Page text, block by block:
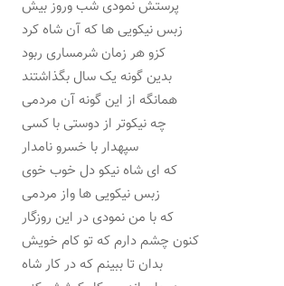
پرستش نمودی شب وروز بیش
زبس نیکویی ها که آن شاه کرد
کزو هر زمان شرمساری ربود
بدین گونه یک سال بگذاشتند
همانگه از این گونه آن مردمی
چه نیکوتر از دوستی با کسی
سپهدار با خسرو نامدار
که ای شاه نیکو دل خوب خوی
زبس نیکویی ها واز مردمی
که با من نمودی در این روزگار
کنون چشم دارم که تو کام خویش
بدان تا ببینم که در کار شاه